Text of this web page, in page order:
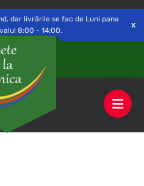
Open
dar livrările se fac de Luni pana
8:00 - 14:00.